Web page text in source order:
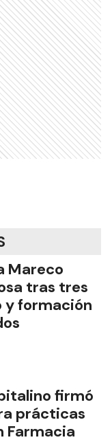
Mareco
tras tres
y formación
firmó
prácticas
Farmacia